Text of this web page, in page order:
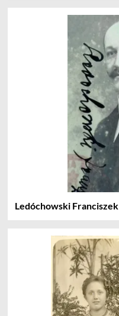
Ledóchowski Franciszek